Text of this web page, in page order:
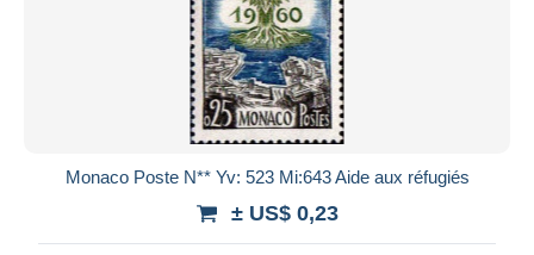
Monaco Poste N** Yv: 523 Mi:643 Aide aux réfugiés
± US$ 0,23